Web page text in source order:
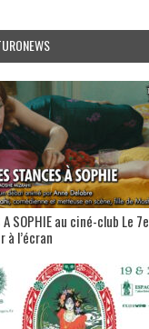
A SOPHIE au ciné-club Le 7e
à l’écran